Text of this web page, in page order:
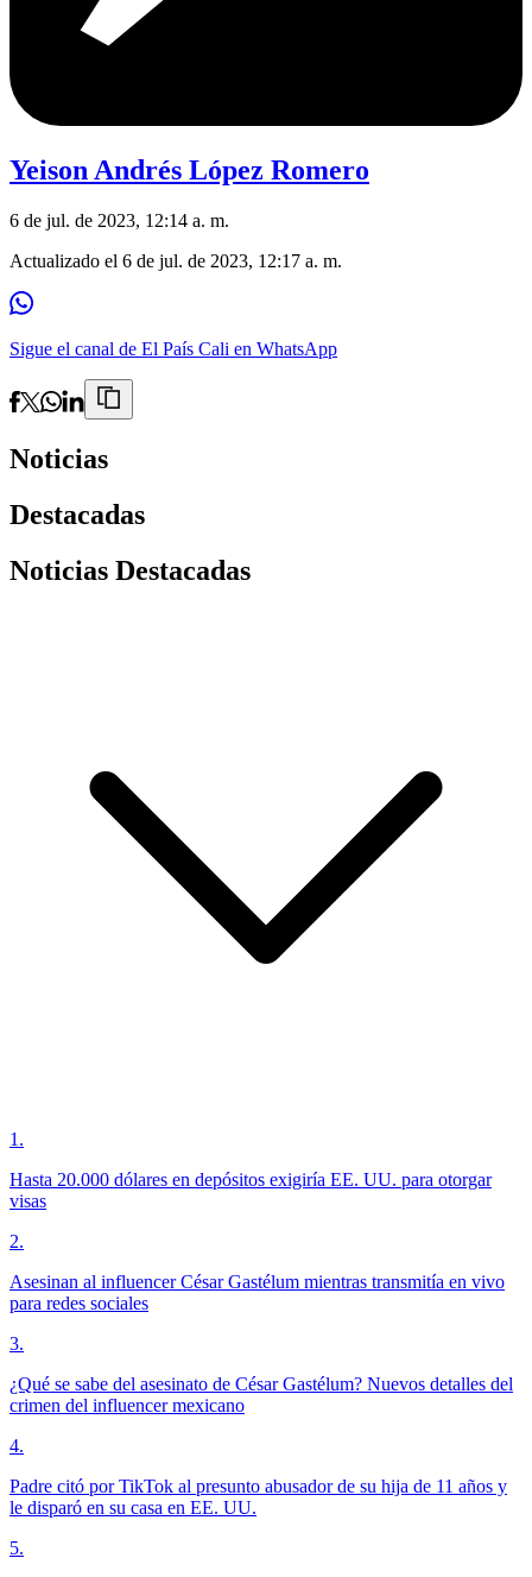
Yeison Andrés López Romero
6 de jul. de 2023, 12:14 a. m.
Actualizado el 6 de jul. de 2023, 12:17 a. m.
Sigue el canal de El País Cali en WhatsApp
Noticias
Destacadas
Noticias Destacadas
1 .
Hasta 20.000 dólares en depósitos exigiría EE. UU. para otorgar
visas
2.
Asesinan al influencer César Gastélum mientras transmitía en vivo
para redes sociales
3.
¿Qué se sabe del asesinato de César Gastélum? Nuevos detalles del
crimen del influencer mexicano
4.
Padre citó por TikTok al presunto abusador de su hija de 11 años y
le disparó en su casa en EE. UU.
5.